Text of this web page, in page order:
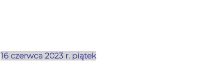
16 czerwca 2023 r. piątek